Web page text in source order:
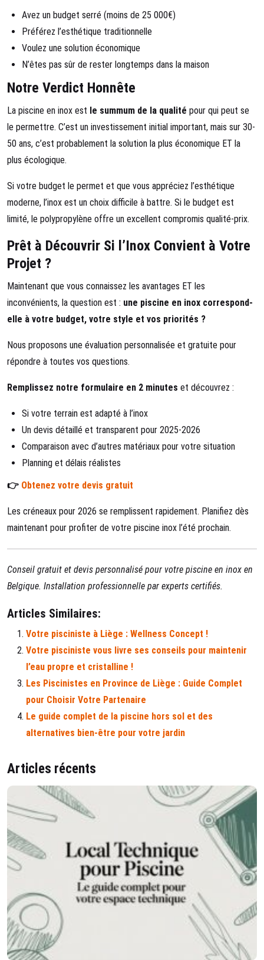
Avez un budget serré (moins de 25 000€)
Préférez l’esthétique traditionnelle
Voulez une solution économique
N’êtes pas sûr de rester longtemps dans la maison
Notre Verdict Honnête
La piscine en inox est le summum de la qualité pour qui peut se
le permettre. C’est un investissement initial important, mais sur 30-
50 ans, c’est probablement la solution la plus économique ET la
plus écologique.
Si votre budget le permet et que vous appréciez l’esthétique
moderne, l’inox est un choix difficile à battre. Si le budget est
limité, le polypropylène offre un excellent compromis qualité-prix.
Prêt à Découvrir Si l’Inox Convient à Votre
Projet ?
Maintenant que vous connaissez les avantages ET les
inconvénients, la question est : une piscine en inox correspond-
elle à votre budget, votre style et vos priorités ?
Nous proposons une évaluation personnalisée et gratuite pour
répondre à toutes vos questions.
Remplissez notre formulaire en 2 minutes et découvrez :
Si votre terrain est adapté à l’inox
Un devis détaillé et transparent pour 2025-2026
Comparaison avec d’autres matériaux pour votre situation
Planning et délais réalistes
👉 Obtenez votre devis gratuit
Les créneaux pour 2026 se remplissent rapidement. Planifiez dès
maintenant pour profiter de votre piscine inox l’été prochain.
Conseil gratuit et devis personnalisé pour votre piscine en inox en
Belgique. Installation professionnelle par experts certifiés.
Articles Similaires:
Votre pisciniste à Liège : Wellness Concept !
Votre pisciniste vous livre ses conseils pour maintenir
l’eau propre et cristalline !
Les Piscinistes en Province de Liège : Guide Complet
pour Choisir Votre Partenaire
Le guide complet de la piscine hors sol et des
alternatives bien-être pour votre jardin
Articles récents